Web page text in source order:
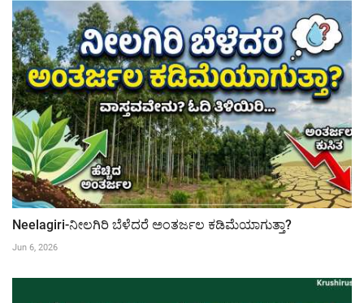
Neelagiri-ನೀಲಗಿರಿ ಬೆಳೆದರೆ ಅಂತರ್ಜಲ ಕಡಿಮೆಯಾಗುತ್ತಾ?
Jun 6, 2026